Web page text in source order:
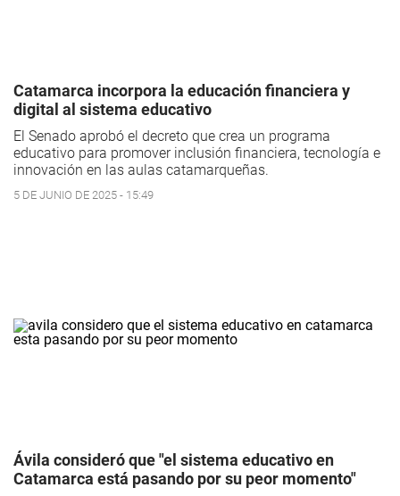
Catamarca incorpora la educación financiera y
digital al sistema educativo
El Senado aprobó el decreto que crea un programa
educativo para promover inclusión financiera, tecnología e
innovación en las aulas catamarqueñas.
5 DE JUNIO DE 2025 - 15:49
Ávila consideró que "el sistema educativo en
Catamarca está pasando por su peor momento"